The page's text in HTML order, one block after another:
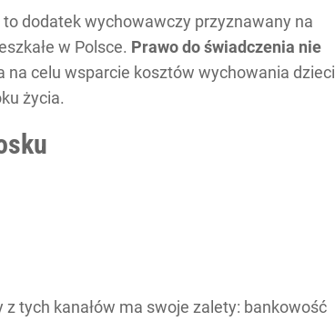
dodatek wychowawczy przyznawany na
w Polsce. Prawo do świadczenia nie
na celu wsparcie kosztów wychowania dzieci
życia.
z tych kanałów ma swoje zalety: bankowość